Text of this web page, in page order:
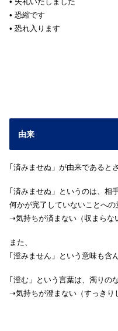
• 恐縮です
• 恐れ入ります
由来
｢済みませぬ」が由来であると
｢済みませぬ」というのは、相
何かが完了していないことへの
➝気持ちが済まない（収まらな
また、
｢澄みません」という意味も含
｢澄む」という言葉は、濁りの
➝気持ちが澄まない（すっきり